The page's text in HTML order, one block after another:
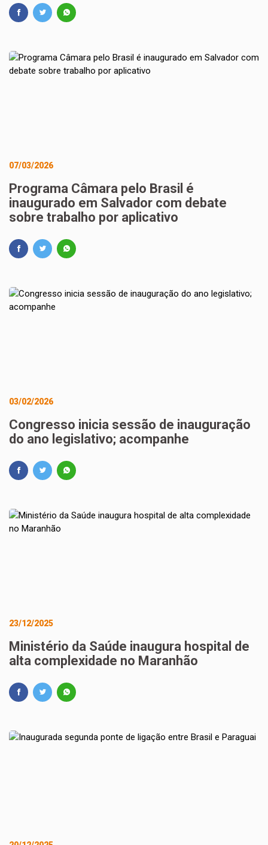
07/03/2026
Programa Câmara pelo Brasil é
inaugurado em Salvador com debate
sobre trabalho por aplicativo
03/02/2026
Congresso inicia sessão de inauguração
do ano legislativo; acompanhe
23/12/2025
Ministério da Saúde inaugura hospital de
alta complexidade no Maranhão